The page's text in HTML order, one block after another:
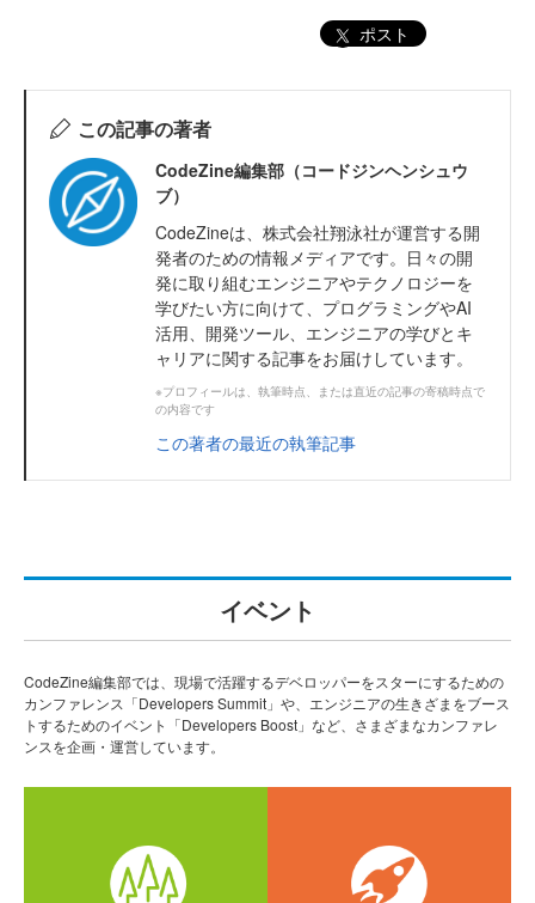
ポスト
この記事の著者
CodeZine編集部（コードジンヘンシュウ
ブ）
CodeZineは、株式会社翔泳社が運営する開
発者のための情報メディアです。日々の開
発に取り組むエンジニアやテクノロジーを
学びたい方に向けて、プログラミングやAI
活用、開発ツール、エンジニアの学びとキ
ャリアに関する記事をお届けしています。
※プロフィールは、執筆時点、または直近の記事の寄稿時点で
の内容です
この著者の最近の執筆記事
イベント
CodeZine編集部では、現場で活躍するデベロッパーをスターにするための
カンファレンス「Developers Summit」や、エンジニアの生きざまをブース
トするためのイベント「Developers Boost」など、さまざまなカンファレ
ンスを企画・運営しています。